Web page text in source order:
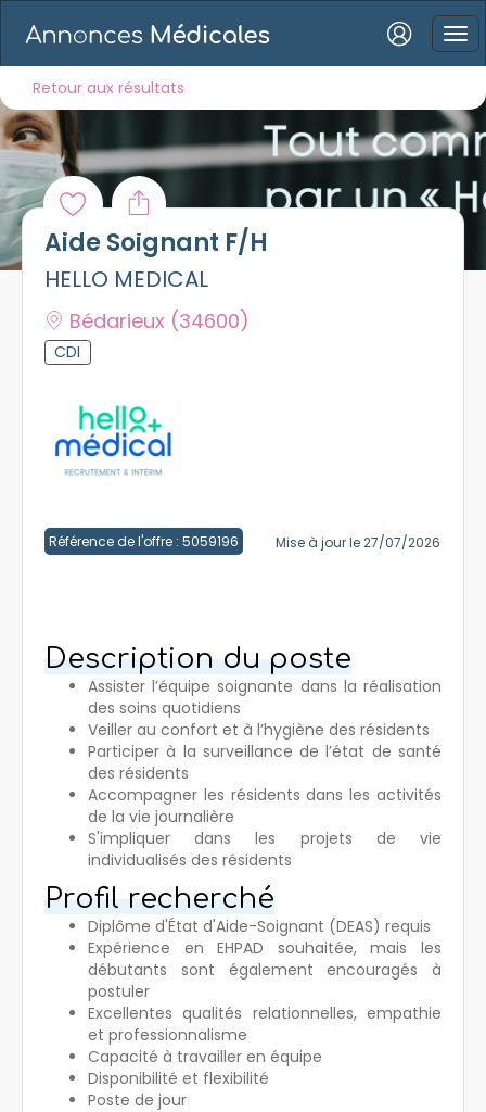
Mot de passe oublié ?
Retour aux résultats
Aide Soignant F/H
HELLO MEDICAL
Bédarieux (34600)
CDI
Référence de l'offre : 5059196 Mise à jour le 27/07/2026
Description du poste
Assister l’équipe soignante dans la réalisation
des soins quotidiens
Veiller au confort et à l’hygiène des résidents
Participer à la surveillance de l’état de santé
des résidents
Accompagner les résidents dans les activités
de la vie journalière
S'impliquer dans les projets de vie
individualisés des résidents
Profil recherché
Diplôme d'État d'Aide-Soignant (DEAS) requis
Expérience en EHPAD souhaitée, mais les
débutants sont également encouragés à
postuler
Excellentes qualités relationnelles, empathie
et professionnalisme
Capacité à travailler en équipe
Disponibilité et flexibilité
Poste de jour